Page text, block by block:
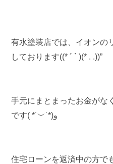
有水塗装店では、イオンの
しております((* ´ ` )(* . .))”
手元にまとまったお金がな
です( *˙︶˙*)و
住宅ローンを返済中の方で